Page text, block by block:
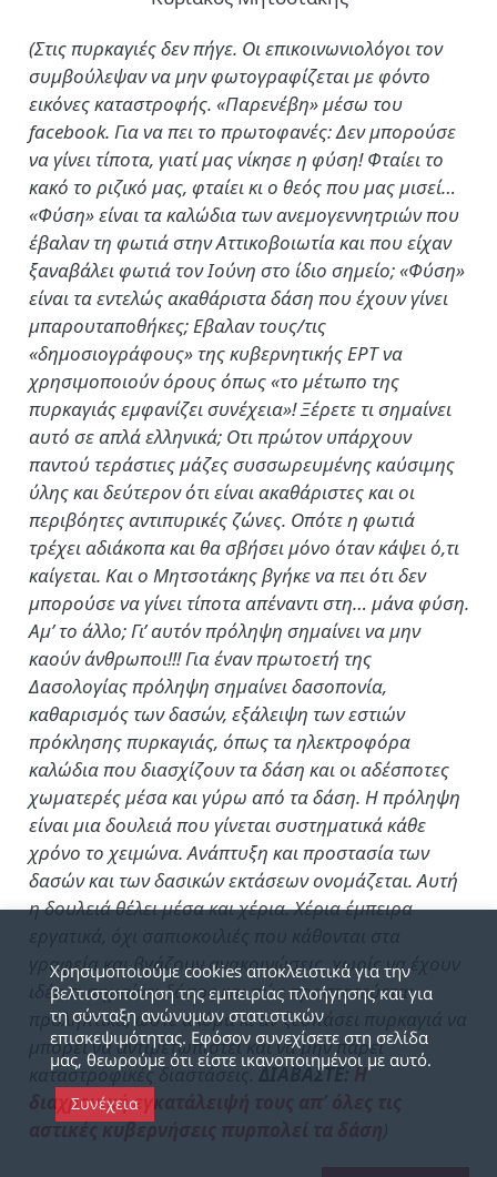
(Στις πυρκαγιές δεν πήγε. Οι επικοινωνιολόγοι τον
συμβούλεψαν να μην φωτογραφίζεται με φόντο
εικόνες καταστροφής. «Παρενέβη» μέσω του
facebook. Για να πει το πρωτοφανές: Δεν μπορούσε
να γίνει τίποτα, γιατί μας νίκησε η φύση! Φταίει το
κακό το ριζικό μας, φταίει κι ο θεός που μας μισεί…
«Φύση» είναι τα καλώδια των ανεμογεννητριών που
έβαλαν τη φωτιά στην Αττικοβοιωτία και που είχαν
ξαναβάλει φωτιά τον Ιούνη στο ίδιο σημείο; «Φύση»
είναι τα εντελώς ακαθάριστα δάση που έχουν γίνει
μπαρουταποθήκες; Εβαλαν τους/τις
«δημοσιογράφους» της κυβερνητικής ΕΡΤ να
χρησιμοποιούν όρους όπως «το μέτωπο της
πυρκαγιάς εμφανίζει συνέχεια»! Ξέρετε τι σημαίνει
αυτό σε απλά ελληνικά; Οτι πρώτον υπάρχουν
παντού τεράστιες μάζες συσσωρευμένης καύσιμης
ύλης και δεύτερον ότι είναι ακαθάριστες και οι
περιβόητες αντιπυρικές ζώνες. Οπότε η φωτιά
τρέχει αδιάκοπα και θα σβήσει μόνο όταν κάψει ό,τι
καίγεται. Και ο Μητσοτάκης βγήκε να πει ότι δεν
μπορούσε να γίνει τίποτα απέναντι στη… μάνα φύση.
Αμ’ το άλλο; Γι’ αυτόν πρόληψη σημαίνει να μην
καούν άνθρωποι!!! Για έναν πρωτοετή της
Δασολογίας πρόληψη σημαίνει δασοπονία,
καθαρισμός των δασών, εξάλειψη των εστιών
πρόκλησης πυρκαγιάς, όπως τα ηλεκτροφόρα
καλώδια που διασχίζουν τα δάση και οι αδέσποτες
χωματερές μέσα και γύρω από τα δάση. Η πρόληψη
είναι μια δουλειά που γίνεται συστηματικά κάθε
χρόνο το χειμώνα. Ανάπτυξη και προστασία των
δασών και των δασικών εκτάσεων ονομάζεται. Αυτή
η δουλειά θέλει μέσα και χέρια. Χέρια έμπειρα
γραφεία και βγάζουν ανακοινώσεις, χωρίς να έχουν
ιδέα τι σημαίνει δάσος και πώς προστατεύεται
προληπτικά, ώστε ακόμα κι αν ξεσπάσει πυρκαγιά να
μπορεί να αντιμετωπιστεί και να μην πάρει
καταστροφικές διαστάσεις.ΔΙΑΒΑΣΤΕ:Η
διαχρονική εγκατάλειψή τους απ’ όλες τις
αστικές κυβερνήσεις πυρπολεί τα δάση
Χρησιμοποιούμε cookies αποκλειστικά για την
βελτιστοποίηση της εμπειρίας πλοήγησης και για
τη σύνταξη ανώνυμων στατιστικών
επισκεψιμότητας. Εφόσον συνεχίσετε στη σελίδα
μας, θεωρούμε ότι είστε ικανοποιημένοι με αυτό.
Συνέχεια